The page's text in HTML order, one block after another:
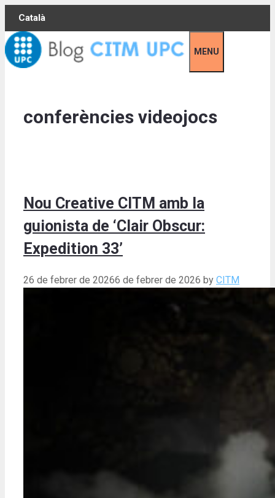
Skip
content
Català
MENU
conferències videojocs
Nou Creative CITM amb la
guionista de ‘Clair Obscur:
Expedition 33’
26 de febrer de 20266 de febrer de 2026 by CITM